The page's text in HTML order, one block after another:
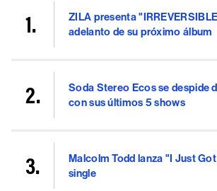
ZILA presenta
adelanto de su próximo álbum
Soda Stereo Ecos se despide
con sus últimos 5 shows
Malcolm Todd lanza "I Just
single